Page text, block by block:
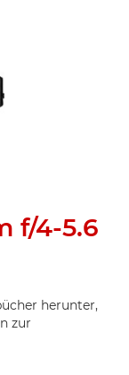
f/4-5.6
herunter,
zur